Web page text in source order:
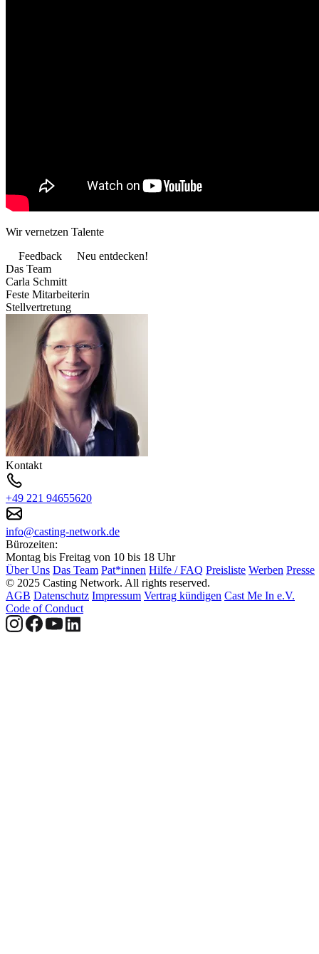
Wir vernetzen Talente
Feedback
Neu entdecken!
Das Team
Carla Schmitt
Feste Mitarbeiterin
Stellvertretung
Kontakt
+49 221 94655620
info@casting-network.de
Bürozeiten:
Montag bis Freitag von 10 bis 18 Uhr
Über Uns Das Team Pat*innen Hilfe / FAQ Preisliste Werben Presse
© 2025 Casting Network. All rights reserved.
AGB Datenschutz Impressum Vertrag kündigen Cast Me In e.V.
Code of Conduct